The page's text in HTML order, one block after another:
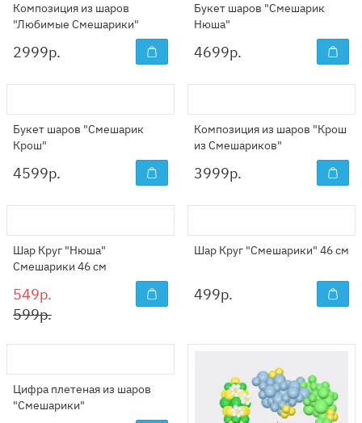
Композиция из шаров
"Любимые Смешарики"
2999р.
Букет шаров "Смешарик
Нюша"
4699р.
Букет шаров "Смешарик
Крош"
4599р.
Композиция из шаров "Крош
из Смешариков"
3999р.
Шар Круг "Нюша"
Смешарики 46 см
549р.
599р.
Шар Круг "Смешарики" 46 см
499р.
Цифра плетеная из шаров
"Смешарики"